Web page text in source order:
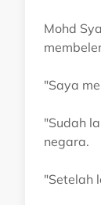
Mohd
"Saya
"Sudah
negara.
"Setelah